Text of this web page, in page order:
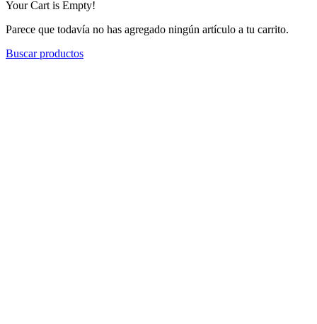
Your Cart is Empty!
Parece que todavía no has agregado ningún artículo a tu carrito.
Buscar productos